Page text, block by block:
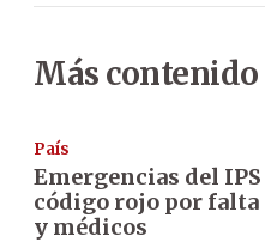
Más contenido
País
Emergencias del IPS
código rojo por falta
y médicos